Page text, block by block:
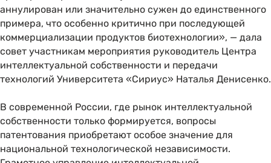
аннулирован или значительно сужен до единственного
примера, что особенно критично при последующей
коммерциализации продуктов биотехнологии», — дала
совет участникам мероприятия руководитель Центра
интеллектуальной собственности и передачи
технологий Университета «Сириус» Наталья Денисенко.
В современной России, где рынок интеллектуальной
собственности только формируется, вопросы
патентования приобретают особое значение для
национальной технологической независимости.